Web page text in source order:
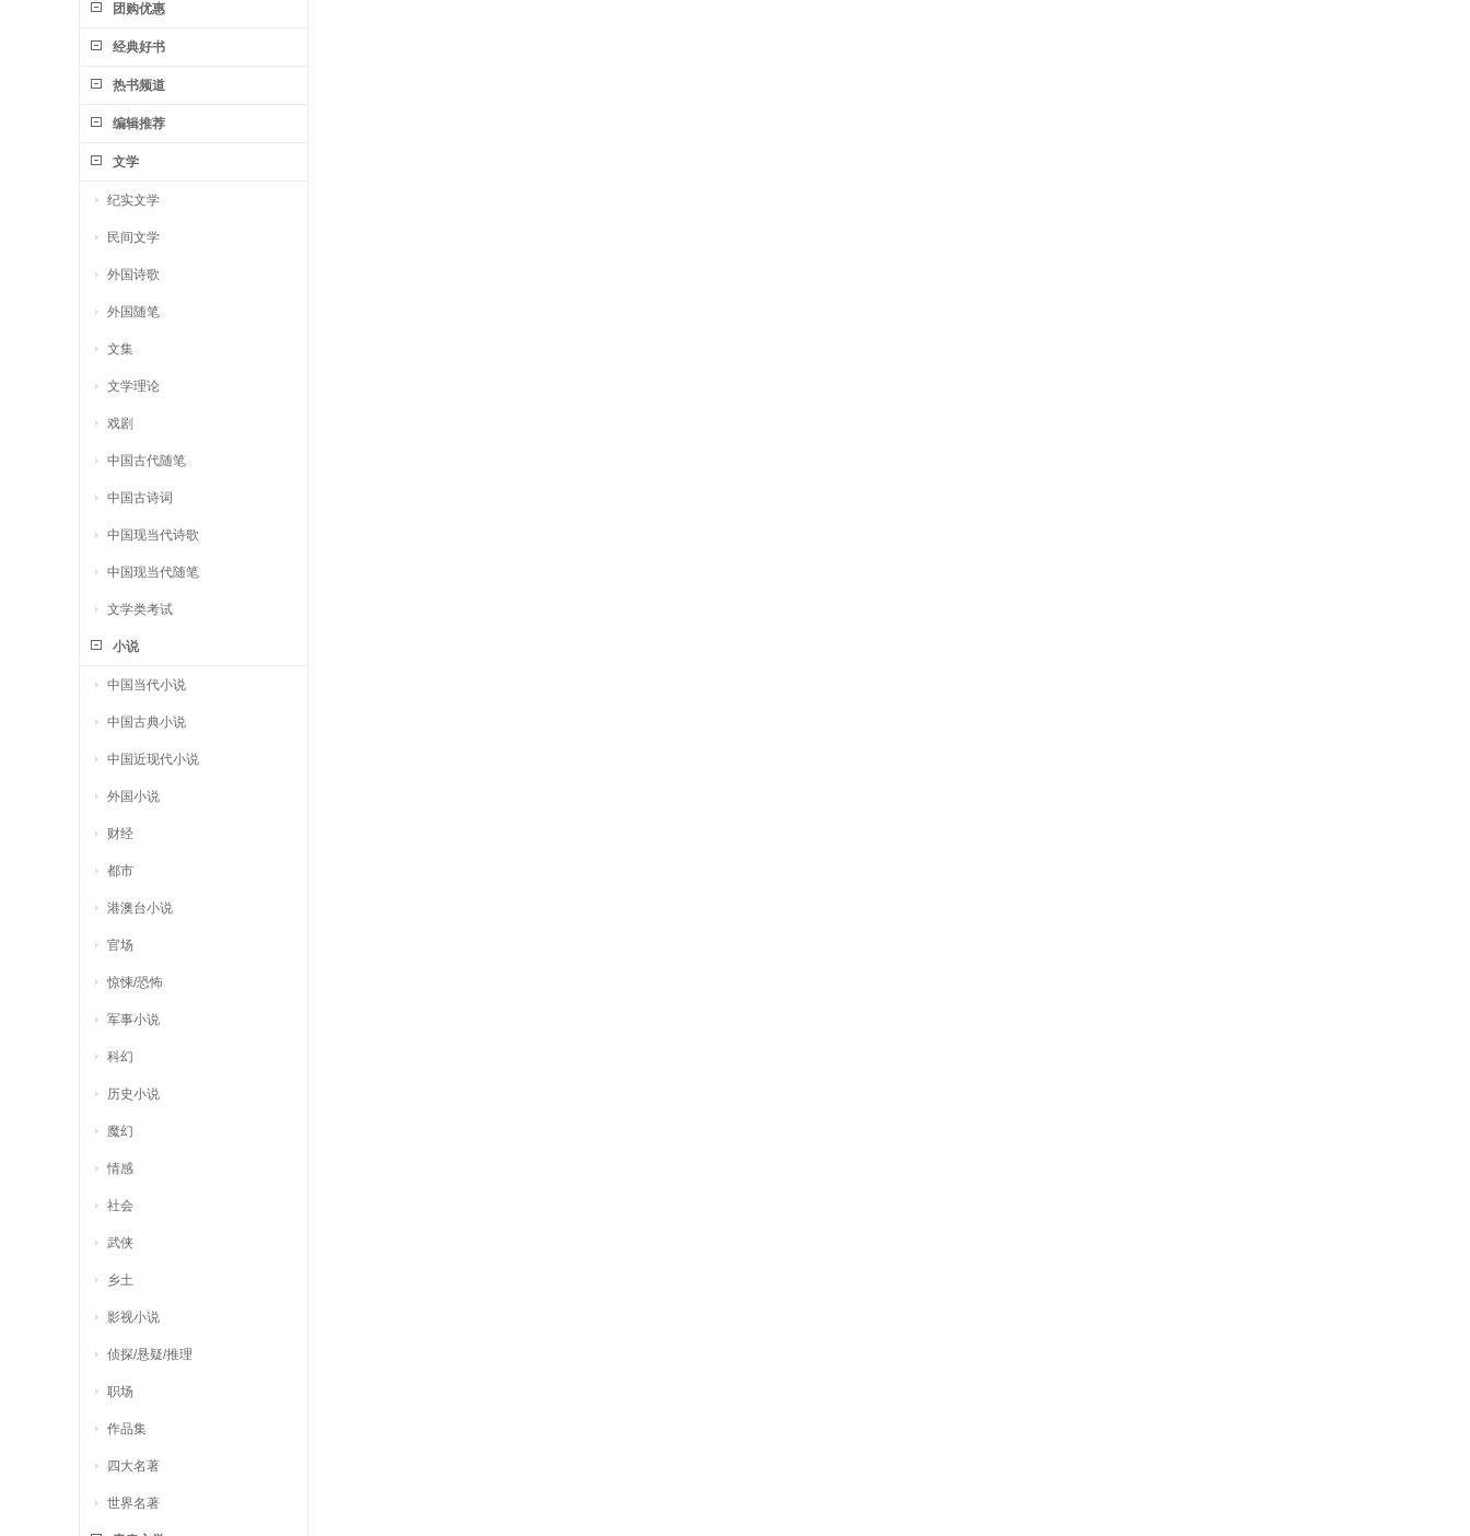
团购优惠
经典好书
热书频道
编辑推荐
文学
纪实文学
民间文学
外国诗歌
外国随笔
文集
文学理论
戏剧
中国古代随笔
中国古诗词
中国现当代诗歌
中国现当代随笔
文学类考试
小说
中国当代小说
中国古典小说
中国近现代小说
外国小说
财经
都市
港澳台小说
官场
惊悚/恐怖
军事小说
科幻
历史小说
魔幻
情感
社会
武侠
乡土
影视小说
侦探/悬疑/推理
职场
作品集
四大名著
世界名著